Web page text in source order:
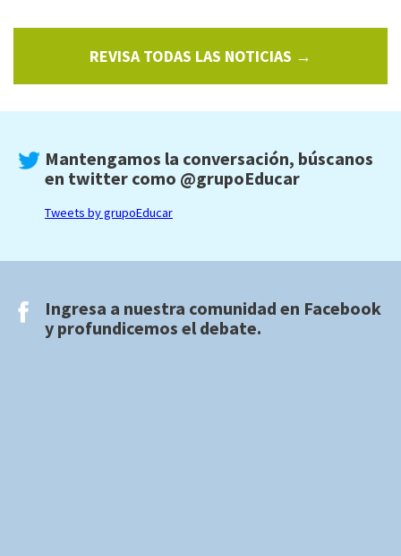
REVISA TODAS LAS NOTICIAS →
Mantengamos la conversación, búscanos
en twitter como @grupoEducar
Tweets by grupoEducar
Ingresa a nuestra comunidad en Facebook
y profundicemos el debate.